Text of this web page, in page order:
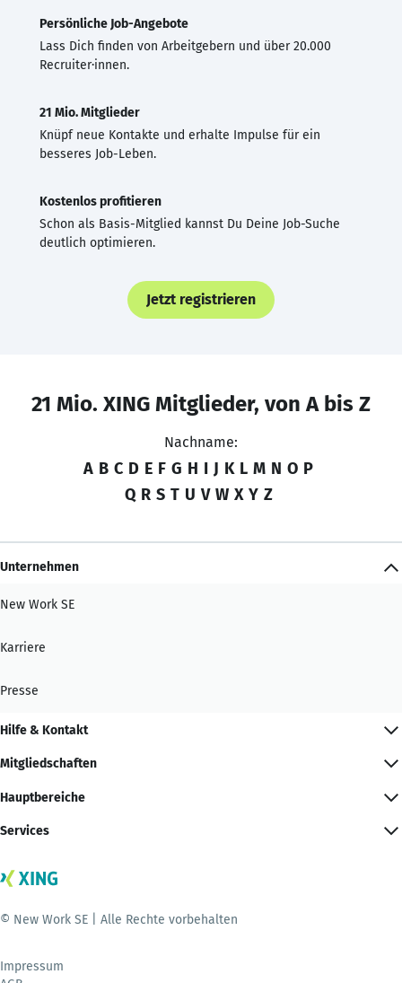
Persönliche Job-Angebote
Lass Dich finden von Arbeitgebern und über 20.000
Recruiter·innen.
21 Mio. Mitglieder
Knüpf neue Kontakte und erhalte Impulse für ein
besseres Job-Leben.
Kostenlos profitieren
Schon als Basis-Mitglied kannst Du Deine Job-Suche
deutlich optimieren.
Jetzt registrieren
21 Mio. XING Mitglieder, von A bis Z
Nachname:
A B C D E F G H I J K L M N O P
Q R S T U V W X Y Z
Unternehmen
New Work SE
Karriere
Presse
Hilfe & Kontakt
Mitgliedschaften
Hauptbereiche
Services
© New Work SE | Alle Rechte vorbehalten
Impressum